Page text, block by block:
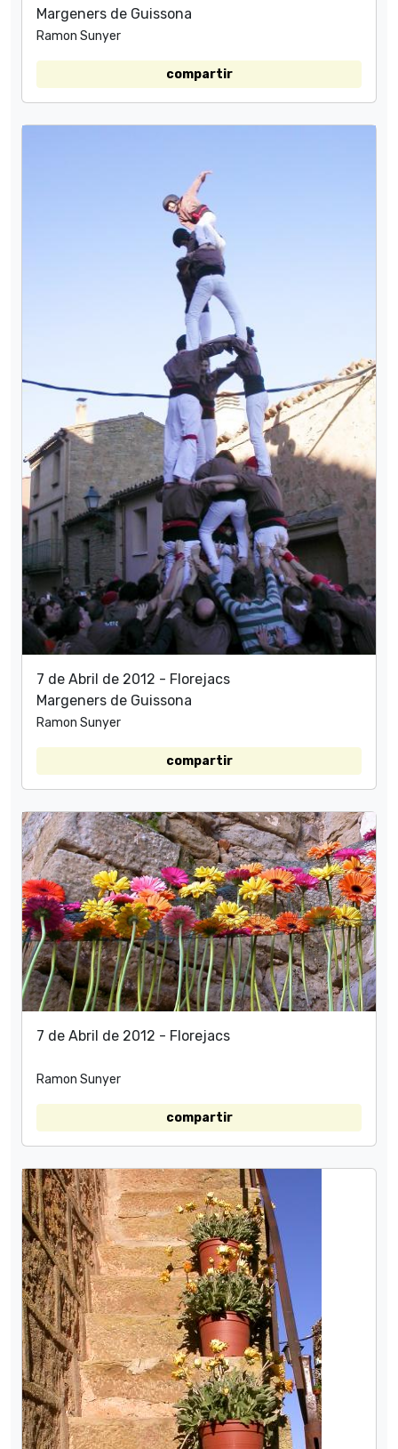
Margeners de Guissona
Ramon Sunyer
compartir
7 de Abril de 2012 - Florejacs
Margeners de Guissona
Ramon Sunyer
compartir
7 de Abril de 2012 - Florejacs
Ramon Sunyer
compartir